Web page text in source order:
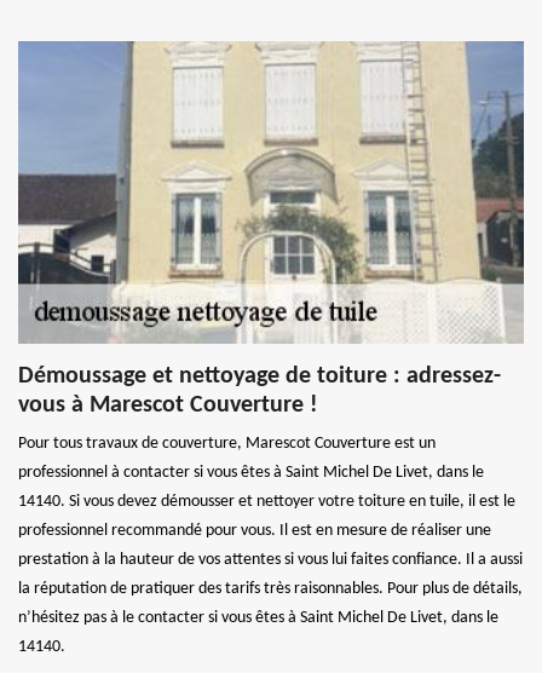
Démoussage et nettoyage de toiture : adressez-
vous à Marescot Couverture !
Pour tous travaux de couverture, Marescot Couverture est un
professionnel à contacter si vous êtes à Saint Michel De Livet, dans le
14140. Si vous devez démousser et nettoyer votre toiture en tuile, il est le
professionnel recommandé pour vous. Il est en mesure de réaliser une
prestation à la hauteur de vos attentes si vous lui faites confiance. Il a aussi
la réputation de pratiquer des tarifs très raisonnables. Pour plus de détails,
n’hésitez pas à le contacter si vous êtes à Saint Michel De Livet, dans le
14140.